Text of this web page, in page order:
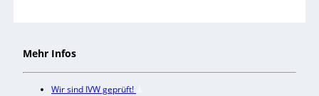
Mehr Infos
Wir sind IVW geprüft!